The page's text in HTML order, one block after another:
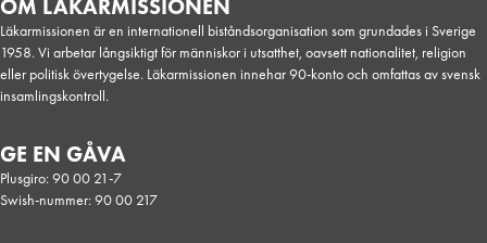
OM LÄKARMISSIONEN
Läkarmissionen är en internationell biståndsorganisation som grundades i Sverige
1958. Vi arbetar långsiktigt för människor i utsatthet, oavsett nationalitet, religion
eller politisk övertygelse. Läkarmissionen innehar 90-konto och omfattas av svensk
insamlingskontroll.
GE EN GÅVA
Plusgiro: 90 00 21-7
Swish-nummer: 90 00 217